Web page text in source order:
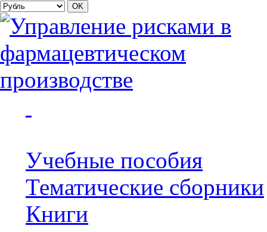
Учебные пособия
Тематические сборники
Книги